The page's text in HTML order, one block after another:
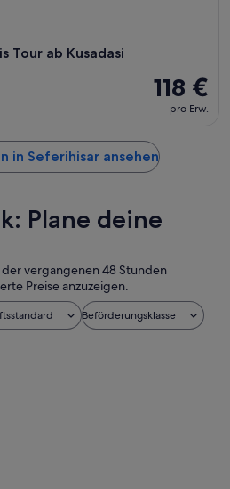
Tour ab Kusadasi
118 €
pro Erw.
in Seferihisar ansehen
Plane deine
vergangenen 48 Stunden
Preise anzuzeigen.
Beförderungsklasse